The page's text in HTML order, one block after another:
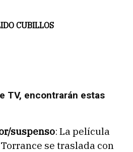
CUBILLOS
TV, encontrarán estas
suspenso: La película
se traslada con